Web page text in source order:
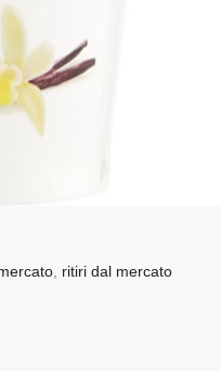
ritiri dal mercato